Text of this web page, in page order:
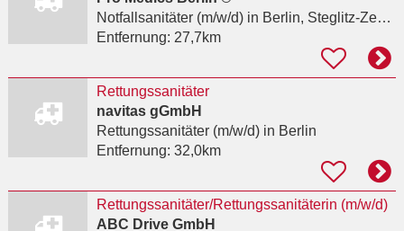
Notfallsanitäter (m/w/d)in Berlin, Steglitz-Zehlendorf
Entfernung: 27,7km
Rettungssanitäter
navitas gGmbH
Rettungssanitäter (m/w/d)in Berlin
Entfernung: 32,0km
Rettungssanitäter/Rettungssanitäterin (m/w/d)
ABC Drive GmbH